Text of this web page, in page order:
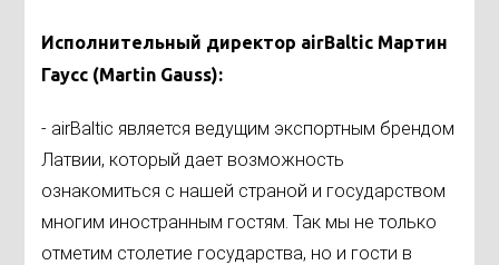
Исполнительный директор airBaltic Мартин
Гаусс (Мartin Gauss):
- airBaltic является ведущим экспортным брендом
Латвии, который дает возможность
ознакомиться с нашей страной и государством
многим иностранным гостям. Так мы не только
отметим столетие государства, но и гости в